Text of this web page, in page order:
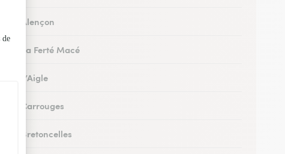
à Alençon
à La Ferté Macé
à L’Aigle
à Carrouges
à Bretoncelles